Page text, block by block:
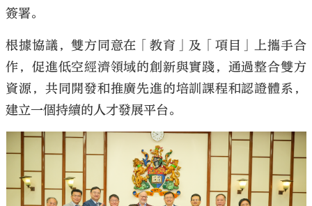
簽署。
根據協議，雙方同意在「教育」及「項目」上攜手合
作，促進低空經濟領域的創新與實踐，通過整合雙方
資源，共同開發和推廣先進的培訓課程和認證體系，
建立一個持續的人才發展平台。